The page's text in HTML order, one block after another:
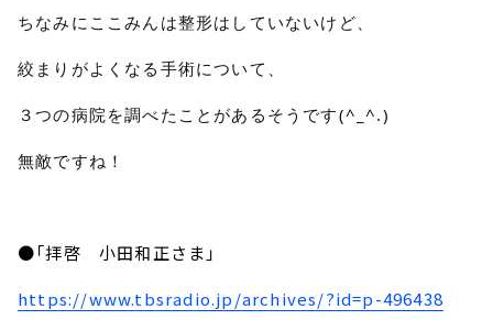
ちなみにここみんは整形はしていないけど、
絞まりがよくなる手術について、
３つの病院を調べたことがあるそうです(^_^.)
無敵ですね！
●「拝啓 小田和正さま」
https://www.tbsradio.jp/archives/?id=p-496438